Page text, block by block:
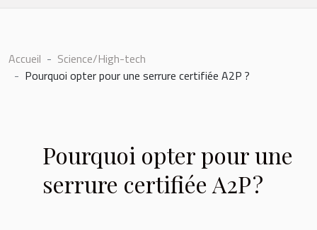
Accueil
Science/High-tech
Pourquoi opter pour une serrure certifiée A2P ?
Pourquoi opter pour une
serrure certifiée A2P ?